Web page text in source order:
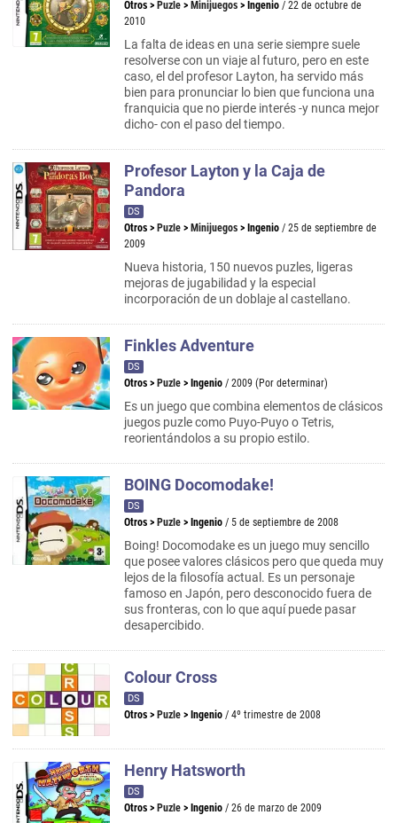
Otros > Puzle > Minijuegos > Ingenio / 22 de octubre de
2010
La falta de ideas en una serie siempre suele
resolverse con un viaje al futuro, pero en este
caso, el del profesor Layton, ha servido más
bien para pronunciar lo bien que funciona una
franquicia que no pierde interés -y nunca mejor
dicho- con el paso del tiempo.
Profesor Layton y la Caja de
Pandora
DS
Otros > Puzle > Minijuegos > Ingenio / 25 de septiembre de
2009
Nueva historia, 150 nuevos puzles, ligeras
mejoras de jugabilidad y la especial
incorporación de un doblaje al castellano.
Finkles Adventure
DS
Otros > Puzle > Ingenio / 2009 (Por determinar)
Es un juego que combina elementos de clásicos
juegos puzle como Puyo-Puyo o Tetris,
reorientándolos a su propio estilo.
BOING Docomodake!
DS
Otros > Puzle > Ingenio / 5 de septiembre de 2008
Boing! Docomodake es un juego muy sencillo
que posee valores clásicos pero que queda muy
lejos de la filosofía actual. Es un personaje
famoso en Japón, pero desconocido fuera de
sus fronteras, con lo que aquí puede pasar
desapercibido.
Colour Cross
DS
Otros > Puzle > Ingenio / 4º trimestre de 2008
Henry Hatsworth
DS
Otros > Puzle > Ingenio / 26 de marzo de 2009